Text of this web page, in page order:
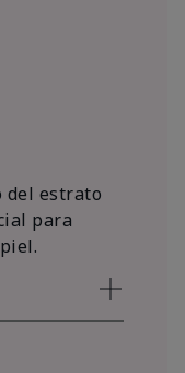
del estrato
para